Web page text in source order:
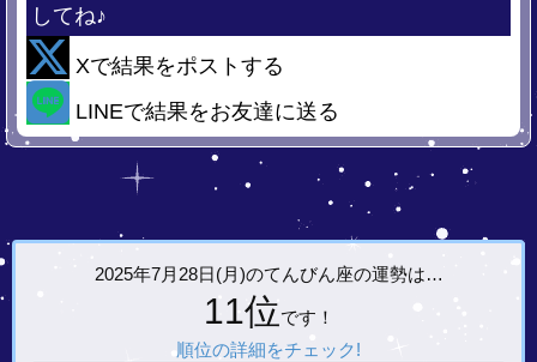
してね♪
Xで結果をポストする
LINEで結果をお友達に送る
2025年7月28日(月)のてんびん座の運勢は…
11位です！
順位の詳細をチェック!